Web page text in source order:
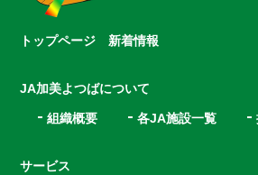
トップページ 新着情報
JA加美よつばについて
組織概要 各JA施設一覧
サービス